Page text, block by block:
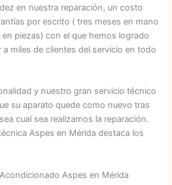
en nuestra reparación, un costo
por escrito ( tres meses en mano
piezas) con el que hemos logrado
a miles de clientes del servicio en todo
y nuestro gran servicio técnico
su aparato quede como nuevo tras
cual sea realizamos la reparación.
Aspes en Mérida destaca los
Aspes en Mérida